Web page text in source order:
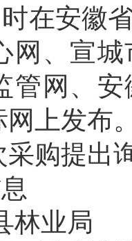
在安徽
网、宣
管网、
网上发布
采购提出
林业局